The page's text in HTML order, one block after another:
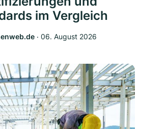
im Vergleich
‧ 06. August 2026